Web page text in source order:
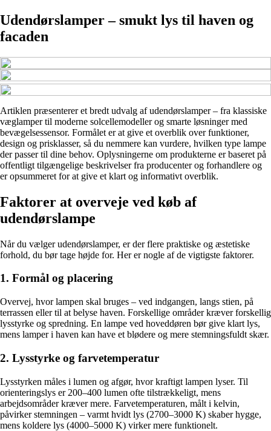
Udendørslamper – smukt lys til haven og
facaden
Artiklen præsenterer et bredt udvalg af udendørslamper – fra klassiske
væglamper til moderne solcellemodeller og smarte løsninger med
bevægelsessensor. Formålet er at give et overblik over funktioner,
design og prisklasser, så du nemmere kan vurdere, hvilken type lampe
der passer til dine behov. Oplysningerne om produkterne er baseret på
offentligt tilgængelige beskrivelser fra producenter og forhandlere og
er opsummeret for at give et klart og informativt overblik.
Faktorer at overveje ved køb af
udendørslampe
Når du vælger udendørslamper, er der flere praktiske og æstetiske
forhold, du bør tage højde for. Her er nogle af de vigtigste faktorer.
1. Formål og placering
Overvej, hvor lampen skal bruges – ved indgangen, langs stien, på
terrassen eller til at belyse haven. Forskellige områder kræver forskellig
lysstyrke og spredning. En lampe ved hoveddøren bør give klart lys,
mens lamper i haven kan have et blødere og mere stemningsfuldt skær.
2. Lysstyrke og farvetemperatur
Lysstyrken måles i lumen og afgør, hvor kraftigt lampen lyser. Til
orienteringslys er 200–400 lumen ofte tilstrækkeligt, mens
arbejdsområder kræver mere. Farvetemperaturen, målt i kelvin,
påvirker stemningen – varmt hvidt lys (2700–3000 K) skaber hygge,
mens koldere lys (4000–5000 K) virker mere funktionelt.